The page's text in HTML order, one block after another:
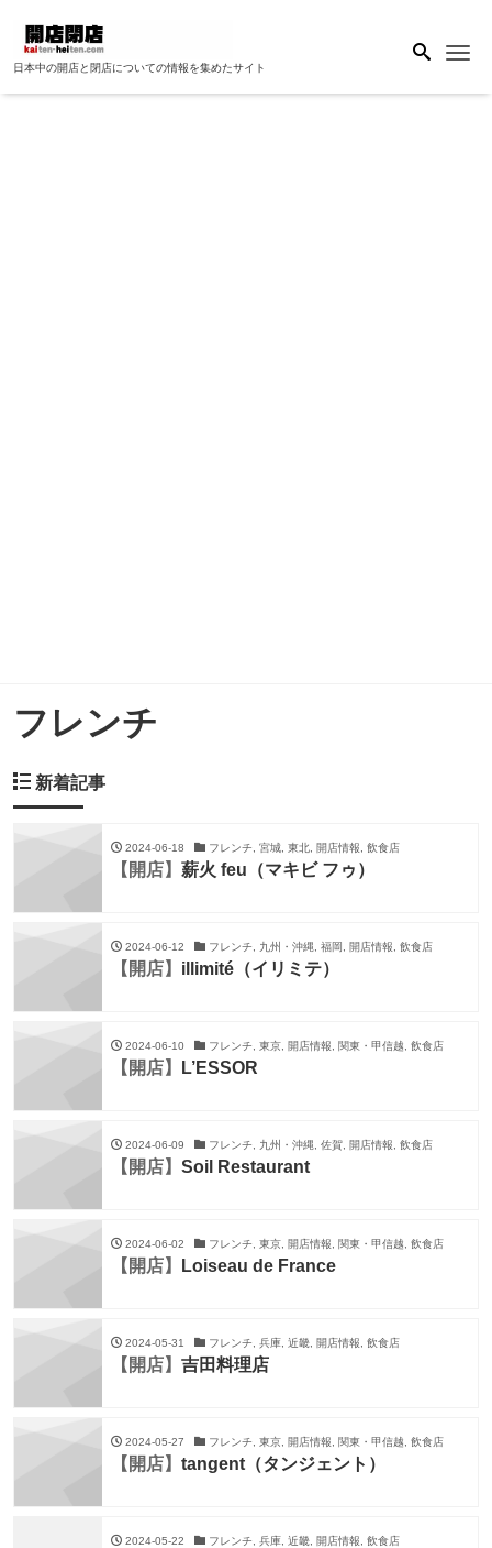
日本中の開店と閉店についての情報を集めたサイト
フレンチ
新着記事
2024-06-18 フレンチ, 宮城, 東北, 開店情報, 飲食店
【開店】 薪火 feu（マキビ フゥ）
2024-06-12 フレンチ, 九州・沖縄, 福岡, 開店情報, 飲食店
【開店】 illimité（イリミテ）
2024-06-10 フレンチ, 東京, 開店情報, 関東・甲信越, 飲食店
【開店】 L’ESSOR
2024-06-09 フレンチ, 九州・沖縄, 佐賀, 開店情報, 飲食店
【開店】 Soil Restaurant
2024-06-02 フレンチ, 東京, 開店情報, 関東・甲信越, 飲食店
【開店】 Loiseau de France
2024-05-31 フレンチ, 兵庫, 近畿, 開店情報, 飲食店
【開店】 吉田料理店
2024-05-27 フレンチ, 東京, 開店情報, 関東・甲信越, 飲食店
【開店】 tangent（タンジェント）
2024-05-22 フレンチ, 兵庫, 近畿, 開店情報, 飲食店